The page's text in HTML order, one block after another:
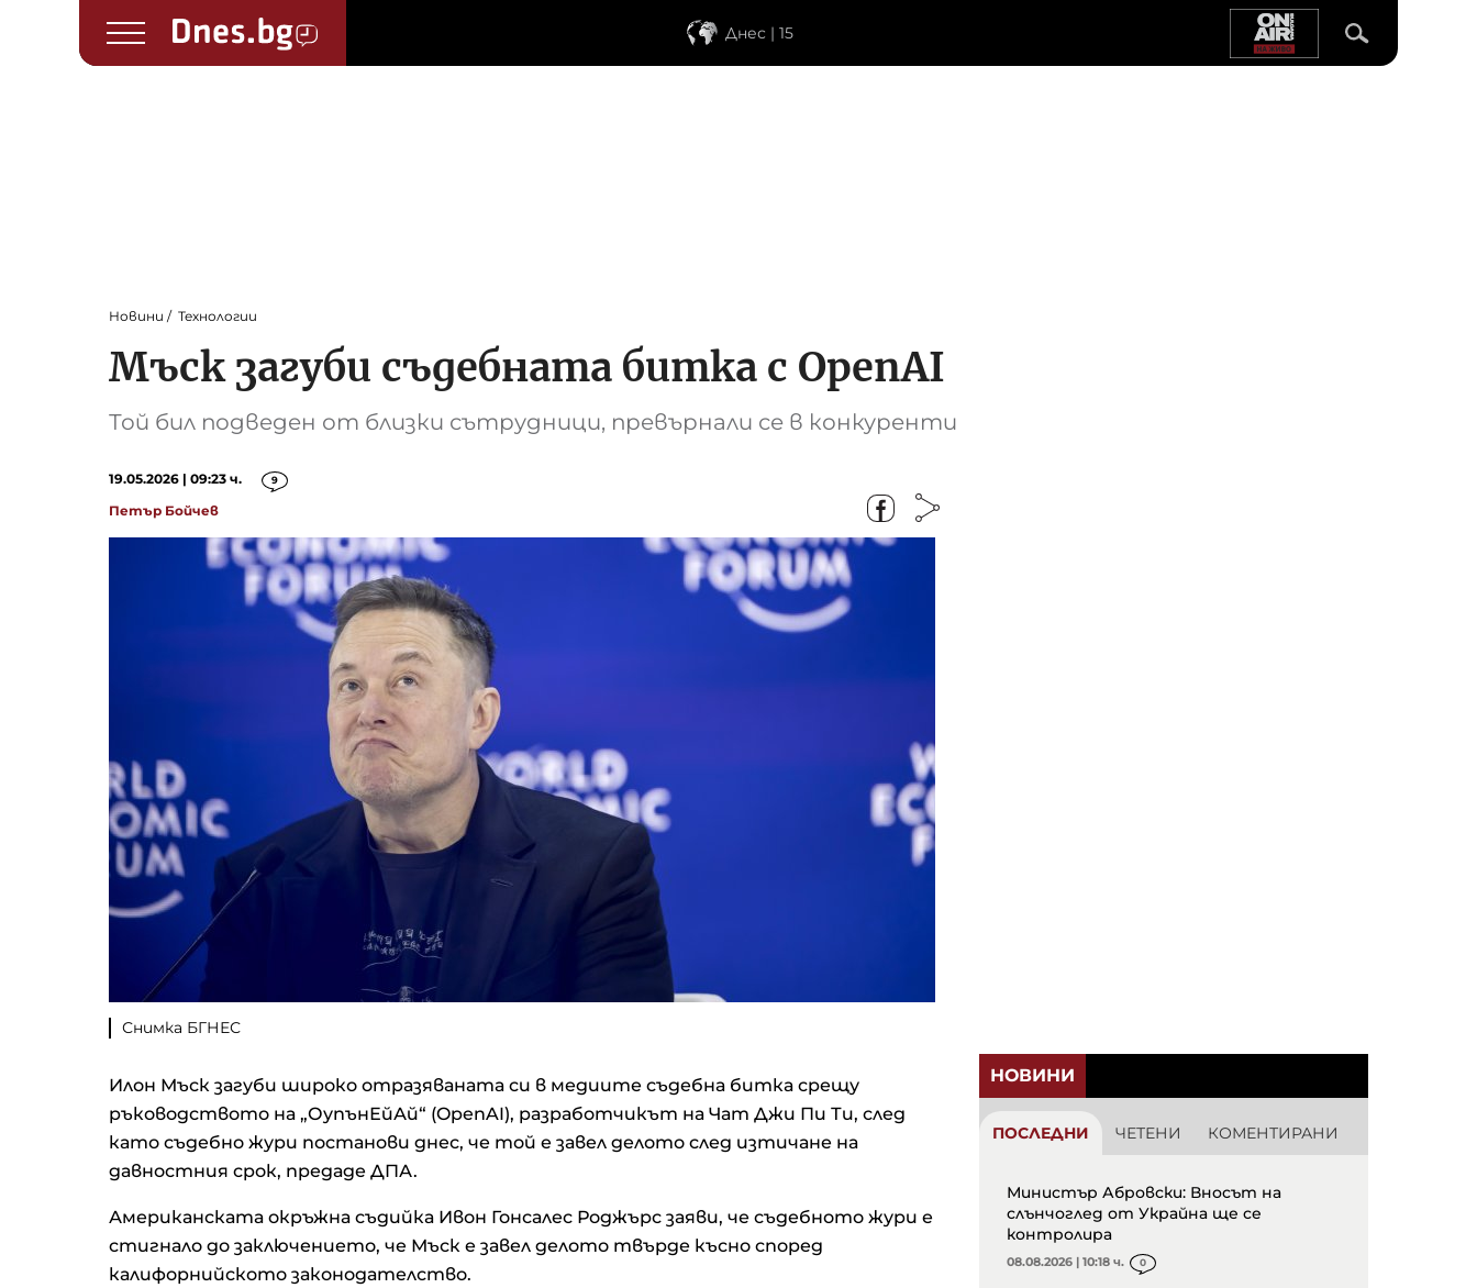
Днес | 15
Новини Технологии
Мъск загуби съдебната битка с OpenAI
Той бил подведен от близки сътрудници, превърнали се в конкуренти
19.05.2026 | 09:23 ч. 9
Петър Бойчев
Снимка БГНЕС
Илон Мъск загуби широко отразяваната си в медиите съдебна битка срещу
ръководството на „ОупънЕйАй“ (OpenAI), разработчикът на Чат Джи Пи Ти, след
като съдебно жури постанови днес, че той е завел делото след изтичане на
давностния срок, предаде ДПА.
Американската окръжна съдийка Ивон Гонсалес Роджърс заяви, че съдебното жури е
стигнало до заключението, че Мъск е завел делото твърде късно според
калифорнийското законодателство.
НОВИНИ
ПОСЛЕДНИ ЧЕТЕНИ КОМЕНТИРАНИ
Министър Абровски: Вносът на
слънчоглед от Украйна ще се
контролира
08.08.2026 | 10:18 ч. 0